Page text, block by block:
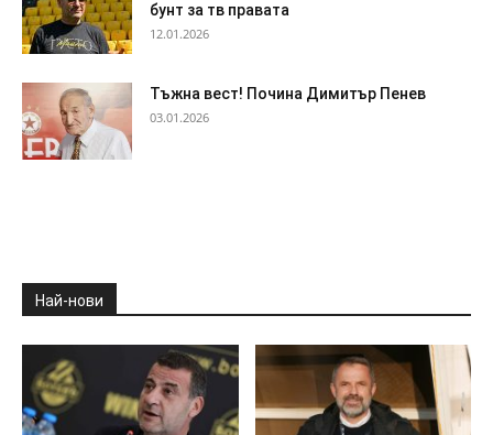
бунт за тв правата
12.01.2026
Тъжна вест! Почина Димитър Пенев
03.01.2026
Най-нови